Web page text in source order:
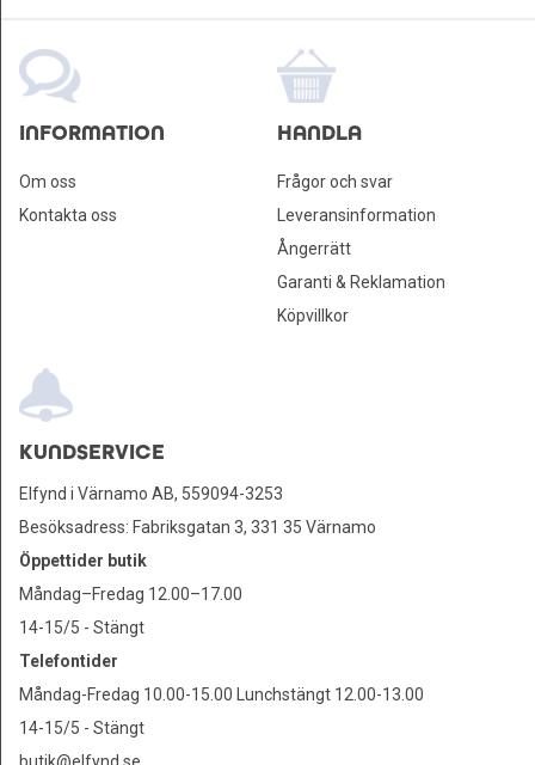
INFORMATION
Om oss
Kontakta oss
HANDLA
Frågor och svar
Leveransinformation
Ångerrätt
Garanti & Reklamation
Köpvillkor
KUNDSERVICE
Elfynd i Värnamo AB, 559094-3253
Besöksadress: Fabriksgatan 3, 331 35 Värnamo
Öppettider butik
Måndag–Fredag 12.00–17.00
14-15/5 - Stängt
Telefontider
Måndag-Fredag 10.00-15.00 Lunchstängt 12.00-13.00
14-15/5 - Stängt